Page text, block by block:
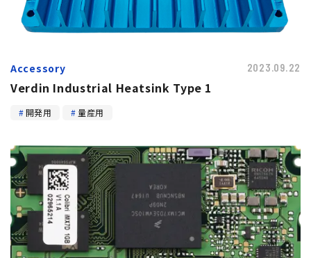
事例紹介
トピックス
Accessory 2023.09.22
Verdin Industrial Heatsink Type 1
開発用 量産用